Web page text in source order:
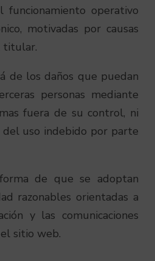
funcionamiento operativo
motivadas por causas
titular.
de los daños que puedan
personas mediante
fuera de su control, ni
uso indebido por parte
de que se adoptan
razonables orientadas a
y las comunicaciones
sitio web.